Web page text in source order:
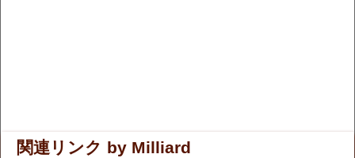
関連リンク by Milliard